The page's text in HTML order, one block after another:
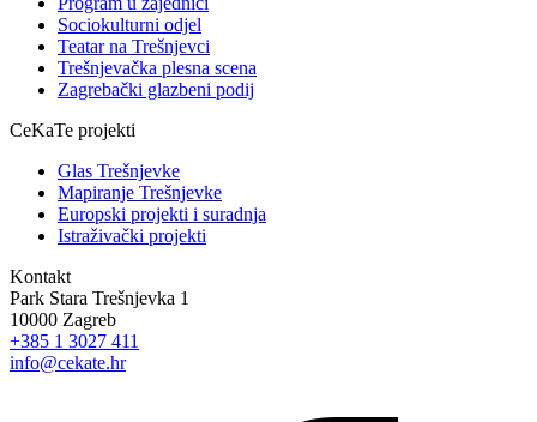
Sociokulturni odjel
Teatar na Trešnjevci
Trešnjevačka plesna scena
Zagrebački glazbeni podij
CeKaTe projekti
Glas Trešnjevke
Mapiranje Trešnjevke
Europski projekti i suradnja
Istraživački projekti
Kontakt
Park Stara Trešnjevka 1
10000 Zagreb
+385 1 3027 411
info@cekate.hr